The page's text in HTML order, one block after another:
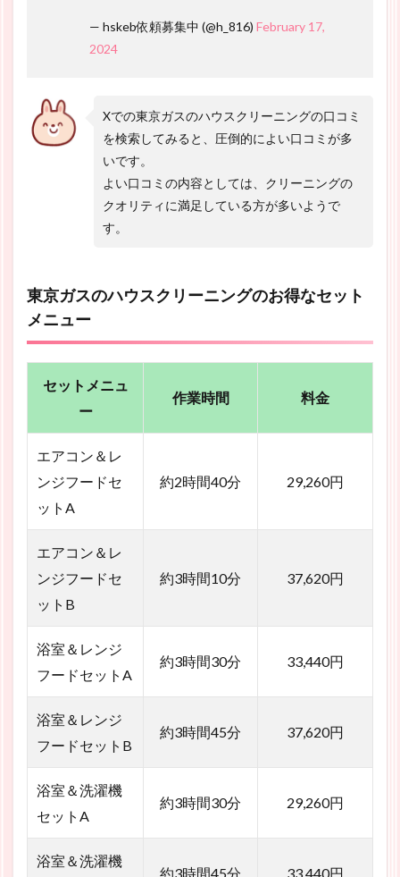
— hskeb依頼募集中 (@h_816) February 17,
2024
Xでの東京ガスのハウスクリーニングの口コミ
を検索してみると、圧倒的によい口コミが多
いです。
よい口コミの内容としては、クリーニングの
クオリティに満足している方が多いようで
す。
東京ガスのハウスクリーニングのお得なセット
メニュー
セットメニュ
ー
作業時間 料金
エアコン＆レ
ンジフードセ
ットA
約2時間40分 29,260円
エアコン＆レ
ンジフードセ
ットB
約3時間10分 37,620円
浴室＆レンジ
フードセットA
約3時間30分 33,440円
浴室＆レンジ
フードセットB
約3時間45分 37,620円
浴室＆洗濯機
セットA
約3時間30分 29,260円
浴室＆洗濯機
約3時間45分 33,440円